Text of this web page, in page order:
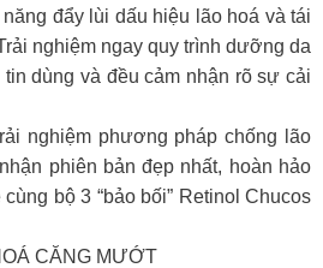
đẩy lùi dấu hiệu lão hoá và tái
nghiệm ngay quy trình dưỡng da
dùng và đều cảm nhận rõ sự cải
nghiệm phương pháp chống lão
phiên bản đẹp nhất, hoàn hảo
bộ 3 “bảo bối” Retinol Chucos
CĂNG MƯỚT